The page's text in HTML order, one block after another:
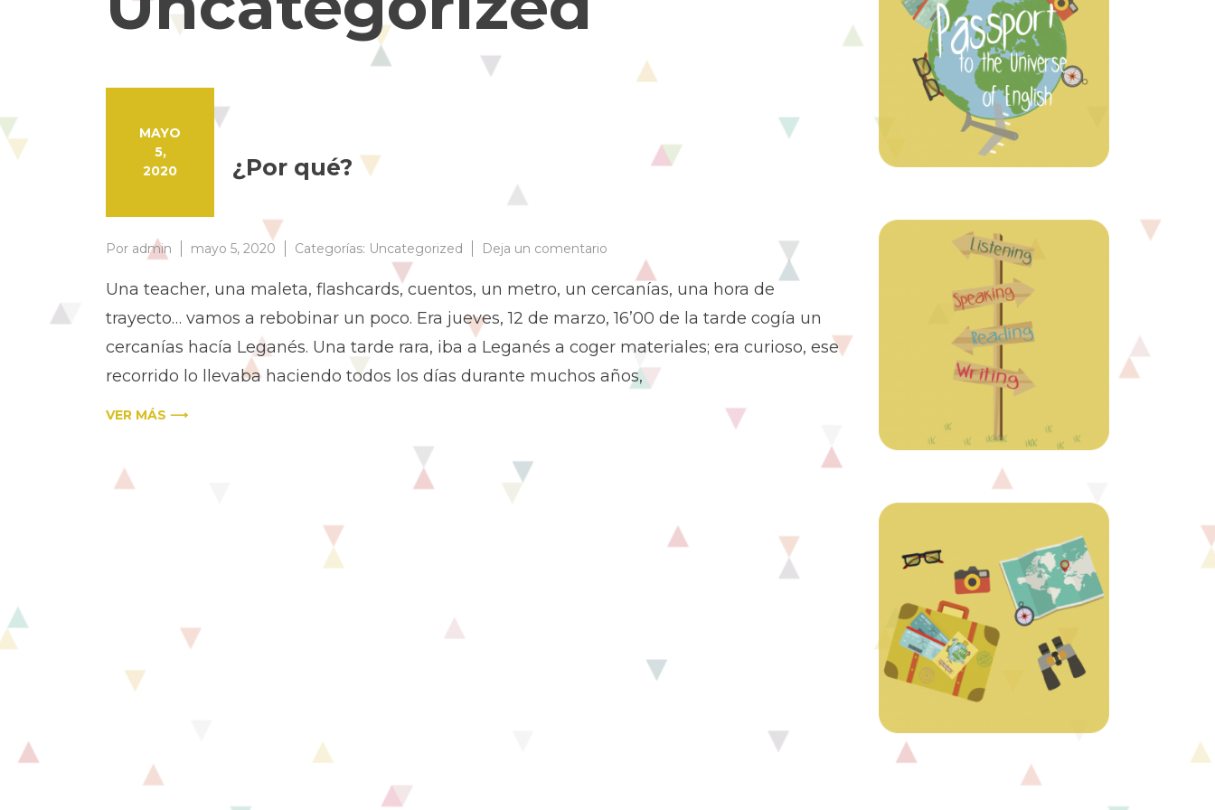
MAYO
5,
2020
¿Por qué?
Por admin mayo 5, 2020 Categorías: Uncategorized Deja un comentario
qué?
Una teacher, una maleta, flashcards, cuentos, un metro, un cercanías, una hora de
trayecto… vamos a rebobinar un poco. Era jueves, 12 de marzo, 16’00 de la tarde cogía un
cercanías hacía Leganés. Una tarde rara, iba a Leganés a coger materiales; era curioso, ese
recorrido lo llevaba haciendo todos los días durante muchos años,
VER MÁS ⟶